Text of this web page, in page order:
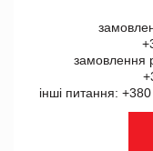
замовлення
інші питання: